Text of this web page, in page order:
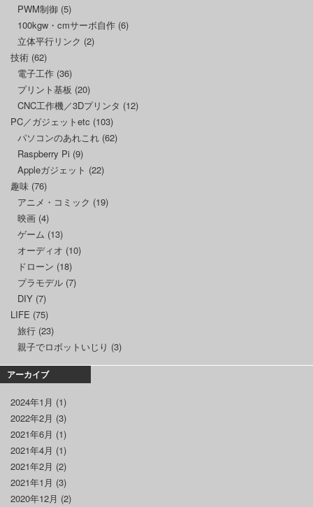
PWM制御 (5)
100kgw・cmサーボ自作 (6)
立体平行リンク (2)
技術 (62)
電子工作 (36)
プリント基板 (20)
CNC工作機／3Dプリンタ (12)
PC／ガジェットetc (103)
パソコンのあれこれ (62)
Raspberry Pi (9)
Appleガジェット (22)
趣味 (76)
アニメ・コミック (19)
映画 (4)
ゲーム (13)
オーディオ (10)
ドローン (18)
プラモデル (7)
DIY (7)
LIFE (75)
旅行 (23)
親子でロボットいじり (3)
アーカイブ
2024年1月 (1)
2022年2月 (3)
2021年6月 (1)
2021年4月 (1)
2021年2月 (2)
2021年1月 (3)
2020年12月 (2)